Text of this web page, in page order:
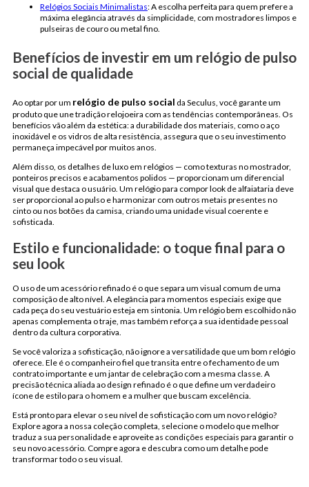
Relógios Sociais Minimalistas: A escolha perfeita para quem prefere a
máxima elegância através da simplicidade, com mostradores limpos e
pulseiras de couro ou metal fino.
Benefícios de investir em um relógio de pulso
social de qualidade
Ao optar por um relógio de pulso social da Seculus, você garante um
produto que une tradição relojoeira com as tendências contemporâneas. Os
benefícios vão além da estética: a durabilidade dos materiais, como o aço
inoxidável e os vidros de alta resistência, assegura que o seu investimento
permaneça impecável por muitos anos.
Além disso, os detalhes de luxo em relógios — como texturas no mostrador,
ponteiros precisos e acabamentos polidos — proporcionam um diferencial
visual que destaca o usuário. Um relógio para compor look de alfaiataria deve
ser proporcional ao pulso e harmonizar com outros metais presentes no
cinto ou nos botões da camisa, criando uma unidade visual coerente e
sofisticada.
Estilo e funcionalidade: o toque final para o
seu look
O uso de um acessório refinado é o que separa um visual comum de uma
composição de alto nível. A elegância para momentos especiais exige que
cada peça do seu vestuário esteja em sintonia. Um relógio bem escolhido não
apenas complementa o traje, mas também reforça a sua identidade pessoal
dentro da cultura corporativa.
Se você valoriza a sofisticação, não ignore a versatilidade que um bom relógio
oferece. Ele é o companheiro fiel que transita entre o fechamento de um
contrato importante e um jantar de celebração com a mesma classe. A
precisão técnica aliada ao design refinado é o que define um verdadeiro
ícone de estilo para o homem e a mulher que buscam excelência.
Está pronto para elevar o seu nível de sofisticação com um novo relógio?
Explore agora a nossa coleção completa, selecione o modelo que melhor
traduz a sua personalidade e aproveite as condições especiais para garantir o
seu novo acessório. Compre agora e descubra como um detalhe pode
transformar todo o seu visual.